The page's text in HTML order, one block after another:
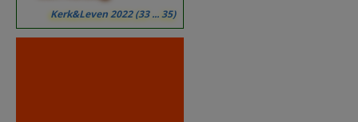
Kerk&Leven 2022 (33 ... 35)